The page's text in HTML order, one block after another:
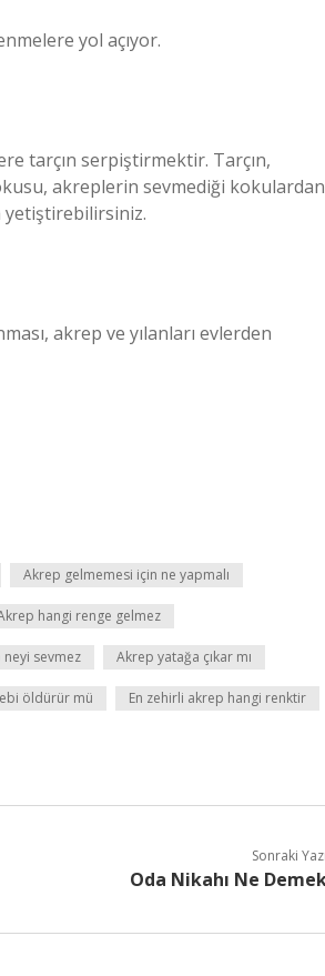
yol açıyor.
tarçın serpiştirmektir. Tarçın,
akreplerin sevmediği kokulardan
yetiştirebilirsiniz.
akrep ve yılanları evlerden
Akrep gelmemesi için ne yapmalı
hangi renge gelmez
sevmez Akrep yatağa çıkar mı
öldürür mü En zehirli akrep hangi renktir
Sonraki
Oda Nikahı Ne